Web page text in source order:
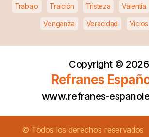
Trabajo Traición Tristeza Valentía
Venganza Veracidad Vicios
Copyright © 2026
Refranes
www.refranes-
© Todos los derechos reservados